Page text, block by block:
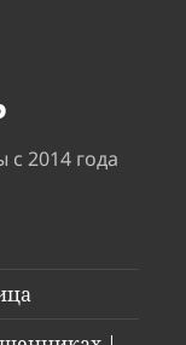
с 2014 года